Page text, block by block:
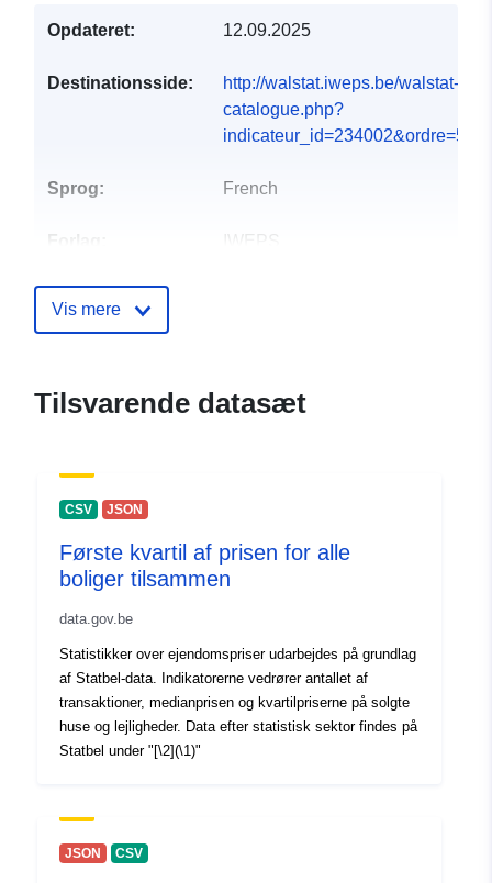
Opdateret: 12.09.2025
Destinationsside:
http://walstat.iweps.be/walstat-
catalogue.php?
indicateur_id=234002&ordre=5#
Sprog: French
Forlag: IWEPS
Kontaktpunkter:
Fortegnelse over
Tilføjet til data.europa.eu:
Fysiske: Koordinater: [ [ 2.54, 50.85 ],
[ 6.41, 50.85 ], [ 6.41, 49.49 ],
Type: Polygon
Identifikatorer: 234002-5
Adgangsrettighe
Vis mere
Tilsvarende datasæt
CSV JSON
Første kvartil af prisen for alle
boliger tilsammen
data.gov.be
Statistikker over ejendomspriser udarbejdes på grundlag
af Statbel-data. Indikatorerne vedrører antallet af
transaktioner, medianprisen og kvartilpriserne på solgte
huse og lejligheder. Data efter statistisk sektor findes på
Statbel under "[\2](\1)"
JSON CSV